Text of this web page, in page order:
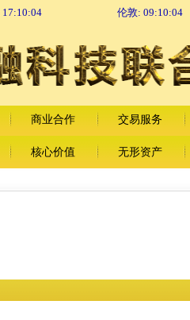
17:10:05 伦敦: 09:10:05
商业合作 交易服务
核心价值 无形资产